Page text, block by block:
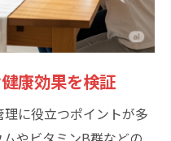
康効果を検証
に役立つポイントが多